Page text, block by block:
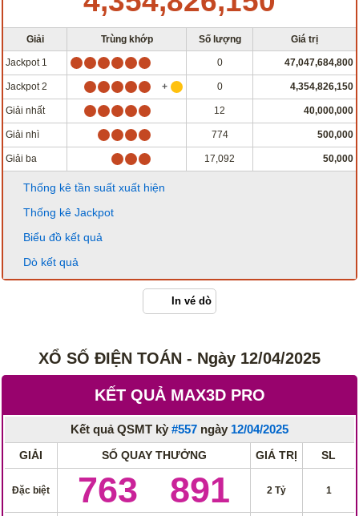
Giải Trùng khớp Số lượng Giá trị
Jackpot 1 0 47,047,684,800
Jackpot 2 0 4,354,826,150
Giải nhất 12 40,000,000
Giải nhì 774 500,000
Giải ba 17,092 50,000
Thống kê tần suất xuất hiện
Thống kê Jackpot
Biểu đồ kết quả
Dò kết quả
In vé dò
XỔ SỐ ĐIỆN TOÁN - Ngày 12/04/2025
KẾT QUẢ MAX3D PRO
Kết quả QSMT kỳ #557 ngày 12/04/2025
GIẢI SỐ QUAY THƯỞNG GIÁ TRỊ SL
Đặc biệt 763 891 2 Tỷ 1